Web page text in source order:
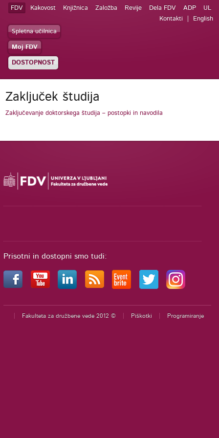
FDV Kakovost Knjižnica Založba Revije Dela FDV ADP
UL
Kontakti
English
Spletna učilnica
Moj FDV
DOSTOPNOST
Zaključek študija
Zaključevanje doktorskega študija – postopki in navodila
Prisotni in dostopni smo tudi:
Fakulteta za družbene vede 2012 © Piškotki Programiranje